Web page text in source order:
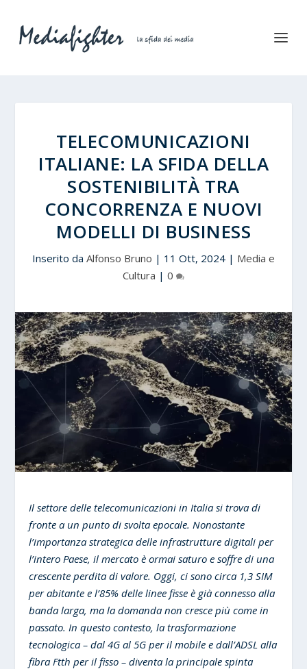
TELECOMUNICAZIONI
ITALIANE: LA SFIDA DELLA
SOSTENIBILITÀ TRA
CONCORRENZA E NUOVI
MODELLI DI BUSINESS
Inserito da Alfonso Bruno | 11 Ott, 2024 | Media e
Cultura | 0
Il settore delle telecomunicazioni in Italia si trova di
fronte a un punto di svolta epocale. Nonostante
l’importanza strategica delle infrastrutture digitali per
l’intero Paese, il mercato è ormai saturo e soffre di una
crescente perdita di valore. Oggi, ci sono circa 1,3 SIM
per abitante e l’85% delle linee fisse è già connesso alla
banda larga, ma la domanda non cresce più come in
passato. In questo contesto, la trasformazione
tecnologica – dal 4G al 5G per il mobile e dall’ADSL alla
fibra Ftth per il fisso – diventa la principale spinta